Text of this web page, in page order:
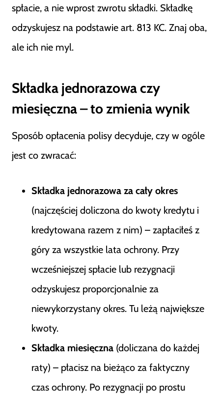
spłacie, a nie wprost zwrotu składki. Składkę
odzyskujesz na podstawie art. 813 KC. Znaj oba,
ale ich nie myl.
Składka jednorazowa czy
miesięczna – to zmienia wynik
Sposób opłacenia polisy decyduje, czy w ogóle
jest co zwracać:
Składka jednorazowa za cały okres
(najczęściej doliczona do kwoty kredytu i
kredytowana razem z nim) – zapłaciłeś z
góry za wszystkie lata ochrony. Przy
wcześniejszej spłacie lub rezygnacji
odzyskujesz proporcjonalnie za
niewykorzystany okres. Tu leżą największe
kwoty.
Składka miesięczna (doliczana do każdej
raty) – płacisz na bieżąco za faktyczny
czas ochrony. Po rezygnacji po prostu